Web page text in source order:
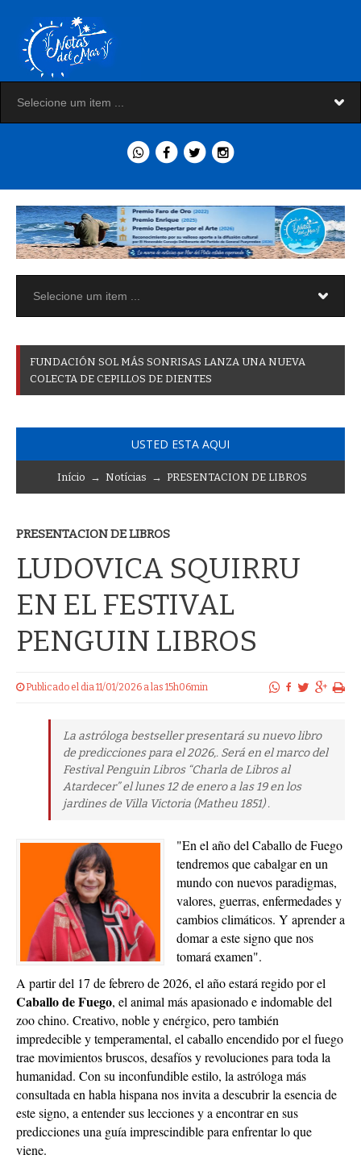
FUNDACIÓN SOL MÁS SONRISAS LANZA UNA NUEVA
COLECTA DE CEPILLOS DE DIENTES
USTED ESTA AQUI
Início → Notícias → PRESENTACION DE LIBROS
PRESENTACION DE LIBROS
LUDOVICA SQUIRRU
EN EL FESTIVAL
PENGUIN LIBROS
Publicado el dia 11/01/2026 a las 15h06min
La astróloga bestseller presentará su nuevo libro
de predicciones para el 2026,. Será en el marco del
Festival Penguin Libros “Charla de Libros al
Atardecer” el lunes 12 de enero a las 19 en los
jardines de Villa Victoria (Matheu 1851) .
"En el año del Caballo de Fuego
tendremos que cabalgar en un
mundo con nuevos paradigmas,
valores, guerras, enfermedades y
cambios climáticos. Y aprender a
domar a este signo que nos
tomará examen".
A partir del 17 de febrero de 2026, el año estará regido por el
Caballo de Fuego, el animal más apasionado e indomable del
zoo chino. Creativo, noble y enérgico, pero también
impredecible y temperamental, el caballo encendido por el fuego
trae movimientos bruscos, desafíos y revoluciones para toda la
humanidad. Con su inconfundible estilo, la astróloga más
consultada en habla hispana nos invita a descubrir la esencia de
este signo, a entender sus lecciones y a encontrar en sus
predicciones una guía imprescindible para enfrentar lo que
viene.